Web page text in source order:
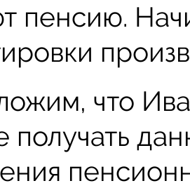
пенсию.
что
получать